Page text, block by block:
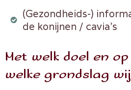
(Gezondheids-)
de konijnen / cavia’s
Met welk doel en
welke grondslag wij